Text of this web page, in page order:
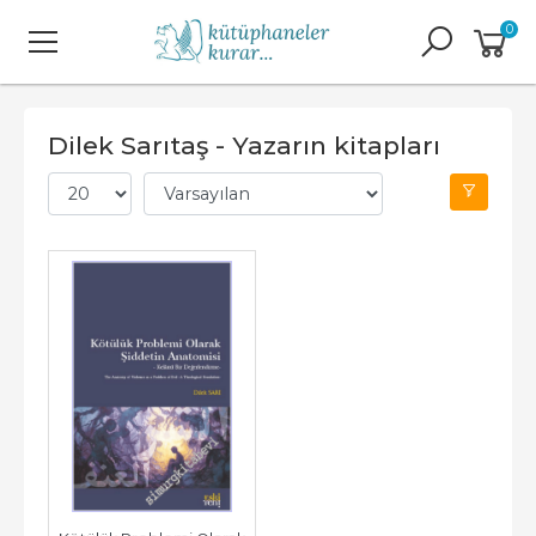
0
Dilek Sarıtaş - Yazarın kitapları